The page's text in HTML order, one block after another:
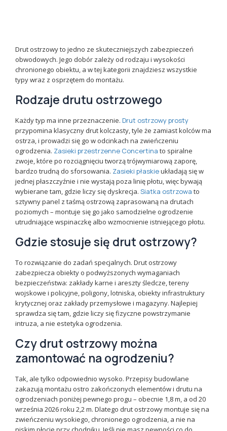
Drut ostrzowy to jedno ze skuteczniejszych zabezpieczeń
obwodowych. Jego dobór zależy od rodzaju i wysokości
chronionego obiektu, a w tej kategorii znajdziesz wszystkie
typy wraz z osprzętem do montażu.
Rodzaje drutu ostrzowego
Każdy typ ma inne przeznaczenie. Drut ostrzowy prosty
przypomina klasyczny drut kolczasty, tyle że zamiast kolców ma
ostrza, i prowadzi się go w odcinkach na zwieńczeniu
ogrodzenia. Zasieki przestrzenne Concertina to spiralne
zwoje, które po rozciągnięciu tworzą trójwymiarową zaporę,
bardzo trudną do sforsowania. Zasieki płaskieukładają się w
jednej płaszczyźnie i nie wystają poza linię płotu, więc bywają
wybierane tam, gdzie liczy się dyskrecja.Siatka ostrzowa to
sztywny panel z taśmą ostrzową zaprasowaną na drutach
poziomych – montuje się go jako samodzielne ogrodzenie
utrudniające wspinaczkę albo wzmocnienie istniejącego płotu.
Gdzie stosuje się drut ostrzowy?
To rozwiązanie do zadań specjalnych. Drut ostrzowy
zabezpiecza obiekty o podwyższonych wymaganiach
bezpieczeństwa: zakłady karne i areszty śledcze, tereny
wojskowe i policyjne, poligony, lotniska, obiekty infrastruktury
krytycznej oraz zakłady przemysłowe i magazyny. Najlepiej
sprawdza się tam, gdzie liczy się fizyczne powstrzymanie
intruza, a nie estetyka ogrodzenia.
Czy drut ostrzowy można
zamontować na ogrodzeniu?
Tak, ale tylko odpowiednio wysoko. Przepisy budowlane
zakazują montażu ostro zakończonych elementów i drutu na
ogrodzeniach poniżej pewnego progu – obecnie 1,8 m, a od 20
września 2026 roku 2,2 m. Dlatego drut ostrzowy montuje się na
zwieńczeniu wysokiego, chronionego ogrodzenia, a nie na